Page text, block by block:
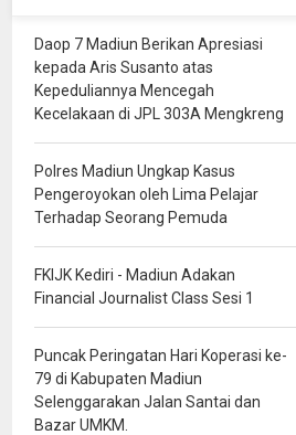
Daop 7 Madiun Berikan Apresiasi
kepada Aris Susanto atas
Kepeduliannya Mencegah
Kecelakaan di JPL 303A Mengkreng
Polres Madiun Ungkap Kasus
Pengeroyokan oleh Lima Pelajar
Terhadap Seorang Pemuda
FKIJK Kediri - Madiun Adakan
Financial Journalist Class Sesi 1
Puncak Peringatan Hari Koperasi ke-
79 di Kabupaten Madiun
Selenggarakan Jalan Santai dan
Bazar UMKM.